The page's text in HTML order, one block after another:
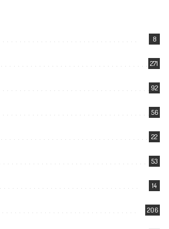
8
271
92
56
22
53
14
206